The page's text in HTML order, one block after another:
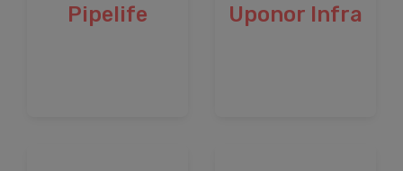
Pipelife Uponor Infra